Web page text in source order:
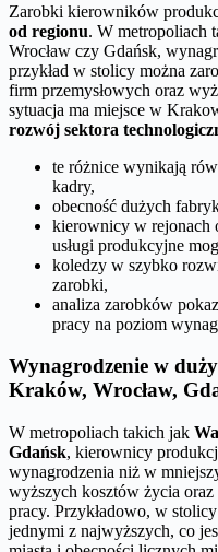
Zarobki kierowników
od regionu. W metropoliach
Wrocław czy Gdańsk,
przykład w stolicy można
firm przemysłowych oraz
sytuacja ma miejsce w
rozwój sektora
te różnice wynikają
kadry,
obecność dużych
kierownicy w rejonach
usługi produkcyjne
koledzy w szybko
zarobki,
analiza zarobków
pracy na poziom
Wynagrodzenie w
Kraków, Wrocław,
W metropoliach takich jak
Gdańsk, kierownicy
wynagrodzenia niż w
wyższych kosztów życia
pracy. Przykładowo, w
jednymi z najwyższych, co